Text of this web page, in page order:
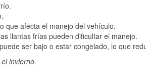
que afecta el manejo del vehículo.
llantas frías pueden dificultar el manejo.
ser bajo o estar congelado, lo que
invierno.